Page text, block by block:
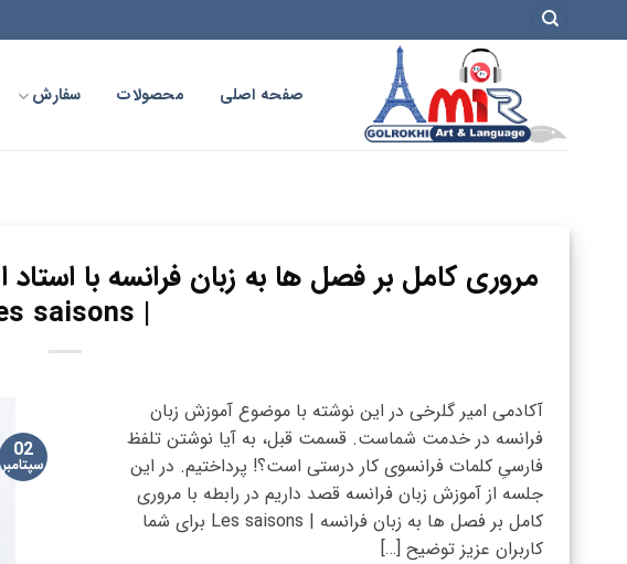
به
صفحه اصلی محصولات سفارش
مروری کامل بر فصل ها به زبان فرانسه با
| Les saisons
02
سپتامبر
آکادمی امیر گلرخی در این نوشته با موضوع آموزش زبان
فرانسه در خدمت شماست. قسمت قبل، به آیا نوشتن تلفظ
فارسیِ کلمات فرانسوی کار درستی است؟! پرداختیم. در این
جلسه از آموزش زبان فرانسه قصد داریم در رابطه با مروری
کامل بر فصل ها به زبان فرانسه | Les saisons برای شما
کاربران عزیز توضیح […]